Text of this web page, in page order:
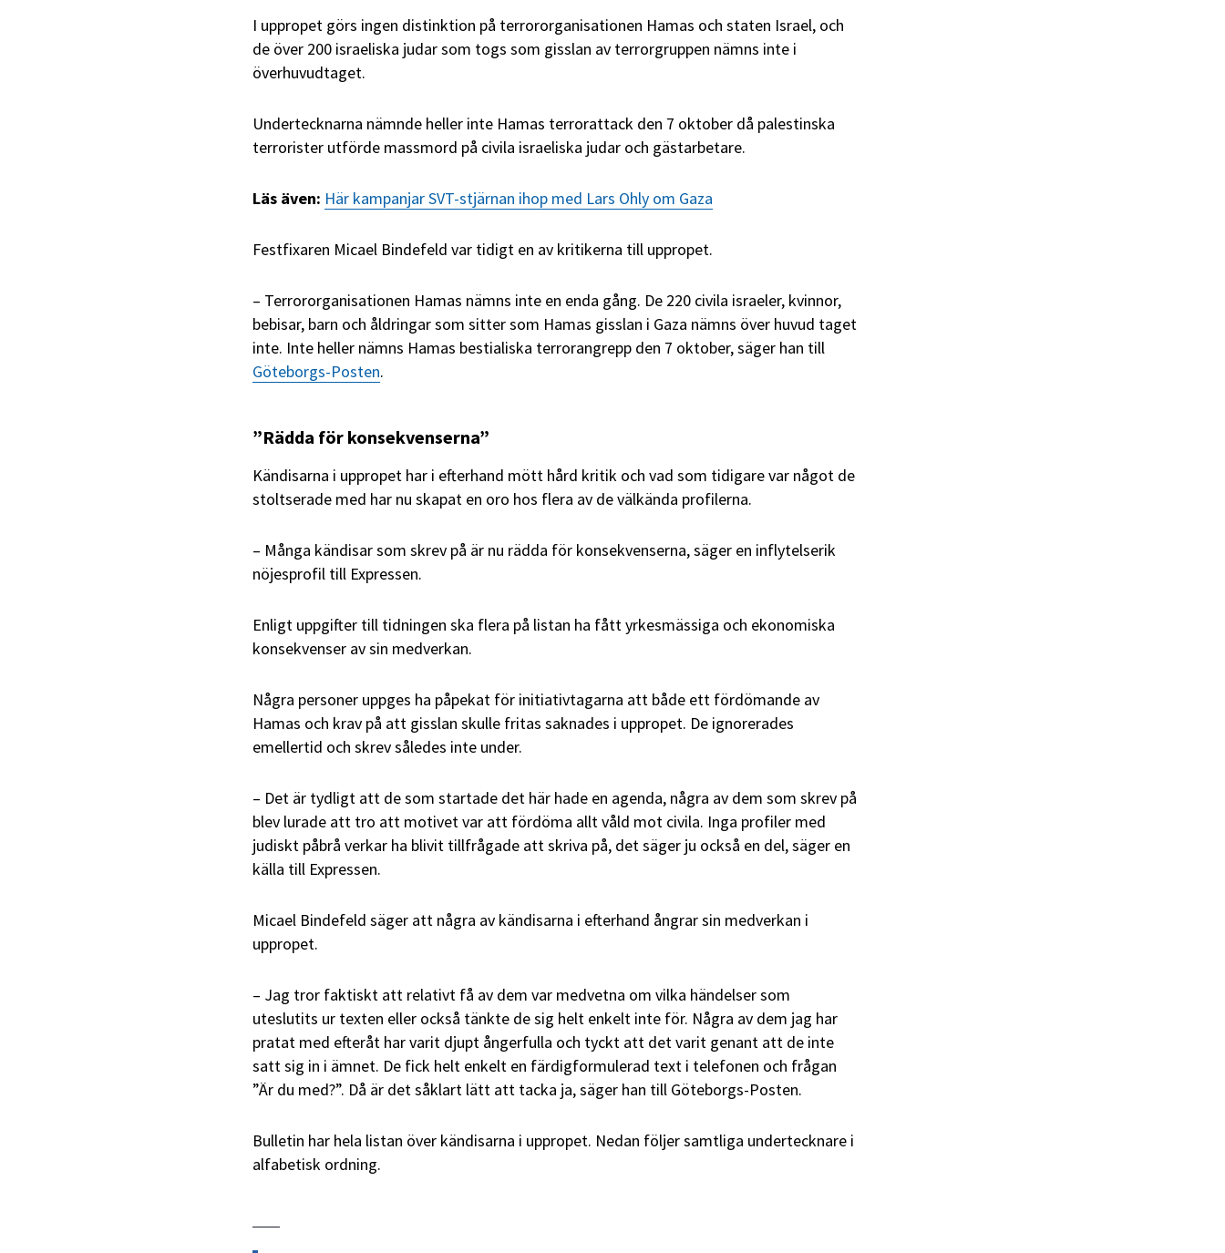
I uppropet görs ingen distinktion på terrororganisationen Hamas och staten Israel, och
de över 200 israeliska judar som togs som gisslan av terrorgruppen nämns inte i
överhuvudtaget.
Undertecknarna nämnde heller inte Hamas terrorattack den 7 oktober då palestinska
terrorister utförde massmord på civila israeliska judar och gästarbetare.
Läs även: Här kampanjar SVT-stjärnan ihop med Lars Ohly om Gaza
Festfixaren Micael Bindefeld var tidigt en av kritikerna till uppropet.
– Terrororganisationen Hamas nämns inte en enda gång. De 220 civila israeler, kvinnor,
bebisar, barn och åldringar som sitter som Hamas gisslan i Gaza nämns över huvud taget
inte. Inte heller nämns Hamas bestialiska terrorangrepp den 7 oktober, säger han till
Göteborgs-Posten.
”Rädda för konsekvenserna”
Kändisarna i uppropet har i efterhand mött hård kritik och vad som tidigare var något de
stoltserade med har nu skapat en oro hos flera av de välkända profilerna.
– Många kändisar som skrev på är nu rädda för konsekvenserna, säger en inflytelserik
nöjesprofil till Expressen.
Enligt uppgifter till tidningen ska flera på listan ha fått yrkesmässiga och ekonomiska
konsekvenser av sin medverkan.
Några personer uppges ha påpekat för initiativtagarna att både ett fördömande av
Hamas och krav på att gisslan skulle fritas saknades i uppropet. De ignorerades
emellertid och skrev således inte under.
– Det är tydligt att de som startade det här hade en agenda, några av dem som skrev på
blev lurade att tro att motivet var att fördöma allt våld mot civila. Inga profiler med
judiskt påbrå verkar ha blivit tillfrågade att skriva på, det säger ju också en del, säger en
källa till Expressen.
Micael Bindefeld säger att några av kändisarna i efterhand ångrar sin medverkan i
uppropet.
– Jag tror faktiskt att relativt få av dem var medvetna om vilka händelser som
uteslutits ur texten eller också tänkte de sig helt enkelt inte för. Några av dem jag har
pratat med efteråt har varit djupt ångerfulla och tyckt att det varit genant att de inte
satt sig in i ämnet. De fick helt enkelt en färdigformulerad text i telefonen och frågan
”Är du med?”. Då är det såklart lätt att tacka ja, säger han till Göteborgs-Posten.
Bulletin har hela listan över kändisarna i uppropet. Nedan följer samtliga undertecknare i
alfabetisk ordning.